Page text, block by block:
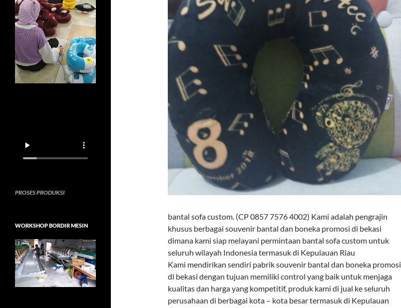
bantal sofa custom. (CP 0857 7576 4002) Kami adalah pengrajin
khusus berbagai souvenir bantal dan boneka promosi di bekasi
dimana kami siap melayani permintaan bantal sofa custom untuk
seluruh wilayah Indonesia termasuk di Kepulauan Riau
Kami mendirikan sendiri pabrik souvenir bantal dan boneka promosi
di bekasi dengan tujuan memiliki control yang baik untuk menjaga
kualitas dan harga yang kompetitif, produk kami di jual ke seluruh
perusahaan di berbagai kota – kota besar termasuk di Kepulauan
PROSES PRODUKSI
WORKSHOP BORDIR MESIN